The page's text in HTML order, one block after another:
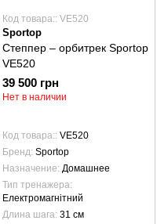
Код товара:: VE520
Sportop
Степпер – орбитрек Sportop
VE520
39 500 грн
Нет в наличии
Код товара: VE520
Бренд Sportop
Назначение Домашнее
Тип тренажера
Електромагнітний
Длина шага 31 см